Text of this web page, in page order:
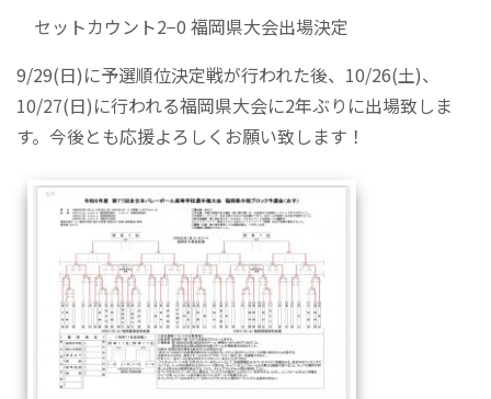
セットカウント2−0 福岡県大会出場決定
9/29(日)に予選順位決定戦が行われた後、10/26(土)、
10/27(日)に行われる福岡県大会に2年ぶりに出場致しま
す。今後とも応援よろしくお願い致します！